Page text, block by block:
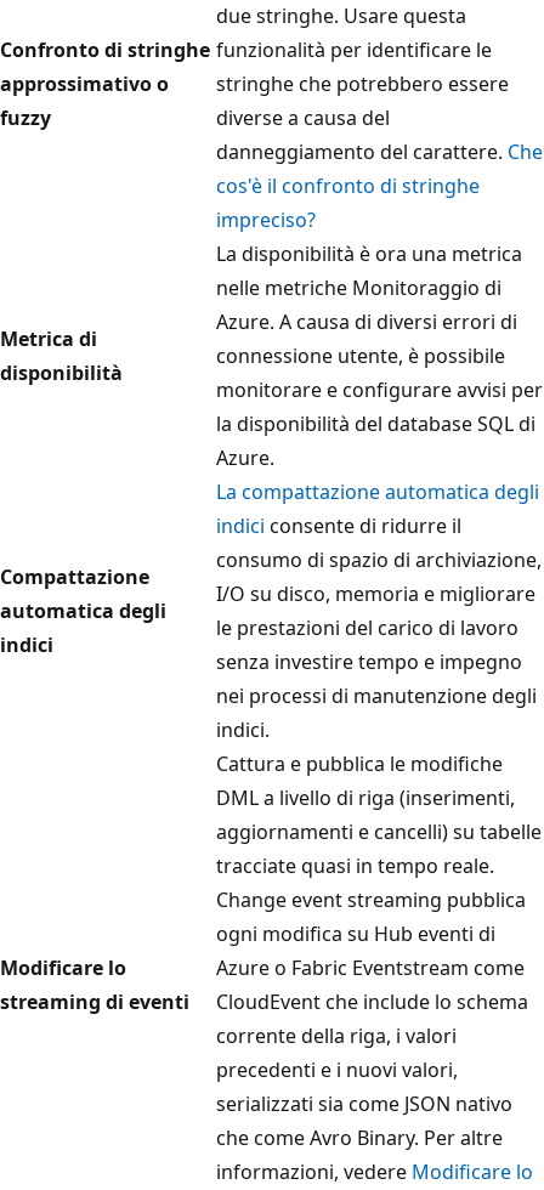
Confronto di stringhe
approssimativo o
fuzzy
due stringhe. Usare questa
funzionalità per identificare le
stringhe che potrebbero essere
diverse a causa del
danneggiamento del carattere. Che
cos'è il confronto di stringhe
impreciso?
Metrica di
disponibilità
La disponibilità è ora una metrica
nelle metriche Monitoraggio di
Azure. A causa di diversi errori di
connessione utente, è possibile
monitorare e configurare avvisi per
la disponibilità del database SQL di
Azure.
Compattazione
automatica degli
indici
La compattazione automatica degli
indici consente di ridurre il
consumo di spazio di archiviazione,
I/O su disco, memoria e migliorare
le prestazioni del carico di lavoro
senza investire tempo e impegno
nei processi di manutenzione degli
indici.
Modificare lo
streaming di eventi
Cattura e pubblica le modifiche
DML a livello di riga (inserimenti,
aggiornamenti e cancelli) su tabelle
tracciate quasi in tempo reale.
Change event streaming pubblica
ogni modifica su Hub eventi di
Azure o Fabric Eventstream come
CloudEvent che include lo schema
corrente della riga, i valori
precedenti e i nuovi valori,
serializzati sia come JSON nativo
che come Avro Binary. Per altre
informazioni, vedere Modificare lo